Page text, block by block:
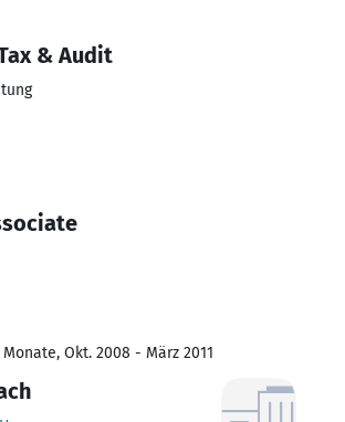
& Audit
Okt. 2008 - März 2011